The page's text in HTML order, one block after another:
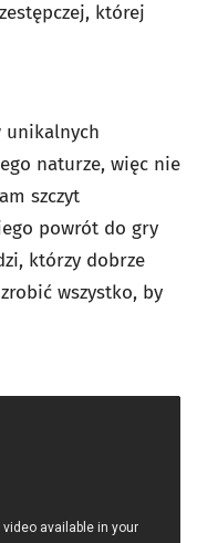
której
unikalnych
naturze, więc nie
szczyt
powrót do gry
którzy dobrze
wszystko, by